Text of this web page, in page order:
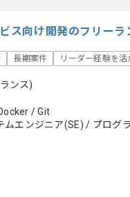
ス向け開発のフリー
長期案件 リーダー経験を活
ンス)
/ Git
エンジニア(SE) / プログ